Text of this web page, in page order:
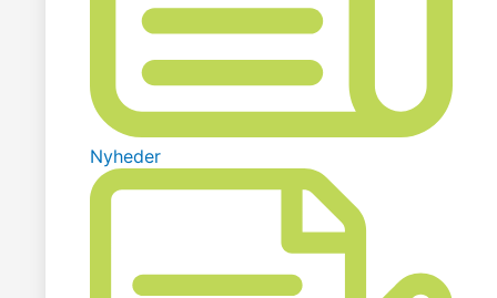
Nyheder